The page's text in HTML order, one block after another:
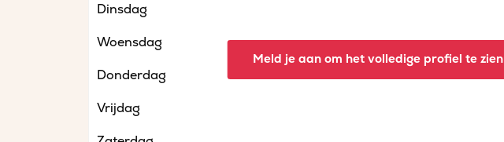
Dinsdag
Woensdag
Donderdag
Vrijdag
Meld je aan om het volledige profiel te zien